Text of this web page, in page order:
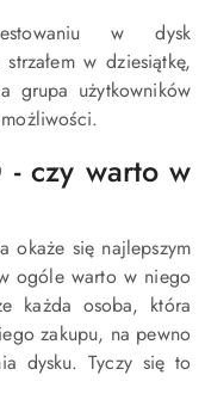
w dysk
w dziesiątkę,
grupa użytkowników
- czy warto w
okaże się najlepszym
ogóle warto w niego
każda osoba, która
zakupu, na pewno
dysku. Tyczy się to